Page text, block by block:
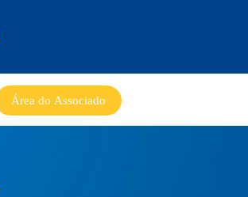
Área do Associado